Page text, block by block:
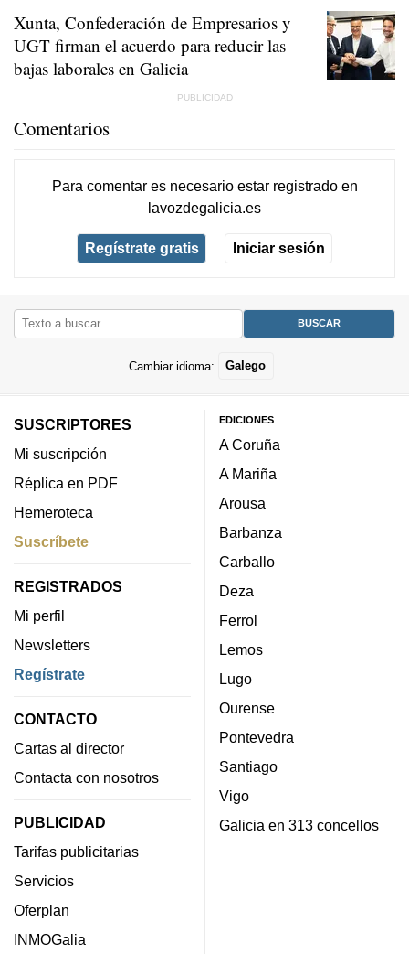
Xunta, Confederación de Empresarios y
UGT firman el acuerdo para reducir las
bajas laborales en Galicia
Comentarios
Para comentar es necesario estar registradoen
lavozdegalicia.es
Regístrate gratis Iniciar sesión
Cambiar idioma: Galego
SUSCRIPTORES
Mi suscripción
Réplica en PDF
Hemeroteca
Suscríbete
REGISTRADOS
Mi perfil
Newsletters
Regístrate
CONTACTO
Cartas al director
Contacta con nosotros
PUBLICIDAD
Tarifas publicitarias
Servicios
Oferplan
INMOGalia
EDICIONES
A Coruña
A Mariña
Arousa
Barbanza
Carballo
Deza
Ferrol
Lemos
Lugo
Ourense
Pontevedra
Santiago
Vigo
Galicia en 313 concellos